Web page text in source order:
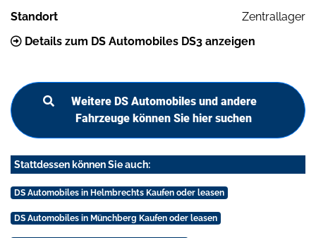
Standort
Zentrallager
Details zum DS Automobiles DS3 anzeigen
Weitere DS Automobiles und andere
Fahrzeuge können Sie hier suchen
Stattdessen können Sie auch:
DS Automobiles in Helmbrechts Kaufen oder leasen
DS Automobiles in Münchberg Kaufen oder leasen